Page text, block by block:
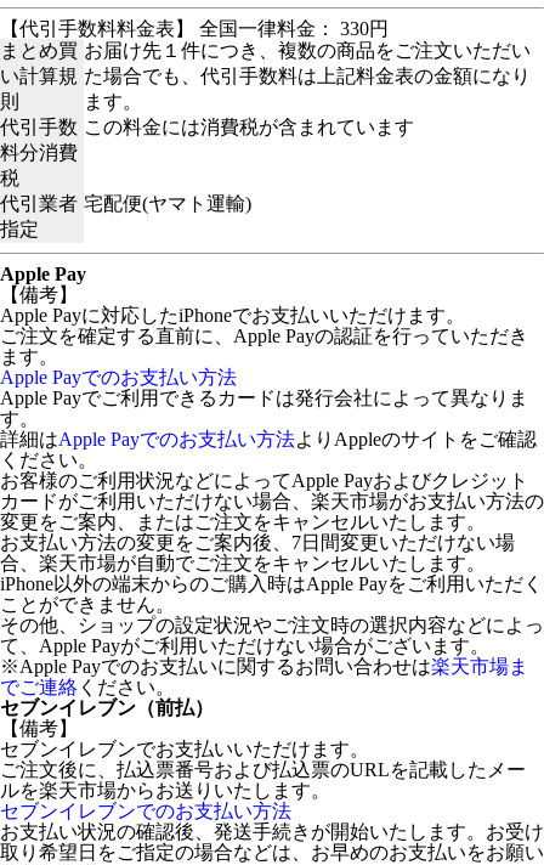
【代引手数料料金表】 全国一律料金： 330円
まとめ買
い計算規
則
お届け先１件につき、複数の商品をご注文いただい
た場合でも、代引手数料は上記料金表の金額になり
ます。
代引手数
料分消費
税
この料金には消費税が含まれています
代引業者
指定
宅配便(ヤマト運輸)
Apple Pay
【備考】
Apple Payに対応したiPhoneでお支払いいただけます。
ご注文を確定する直前に、Apple Payの認証を行っていただき
ます。
Apple Payでのお支払い方法
Apple Payでご利用できるカードは発行会社によって異なりま
す。
詳細はApple Payでのお支払い方法よりAppleのサイトをご確認
ください。
お客様のご利用状況などによってApple Payおよびクレジット
カードがご利用いただけない場合、楽天市場がお支払い方法の
変更をご案内、またはご注文をキャンセルいたします。
お支払い方法の変更をご案内後、7日間変更いただけない場
合、楽天市場が自動でご注文をキャンセルいたします。
iPhone以外の端末からのご購入時はApple Payをご利用いただく
ことができません。
その他、ショップの設定状況やご注文時の選択内容などによっ
て、Apple Payがご利用いただけない場合がございます。
※Apple Payでのお支払いに関するお問い合わせは楽天市場ま
でご連絡 ください。
セブンイレブン（前払）
【備考】
セブンイレブンでお支払いいただけます。
ご注文後に、払込票番号および払込票のURLを記載したメー
ルを楽天市場からお送りいたします。
セブンイレブンでのお支払い方法
お支払い状況の確認後、発送手続きが開始いたします。お受け
取り希望日をご指定の場合などは、お早めのお支払いをお願い